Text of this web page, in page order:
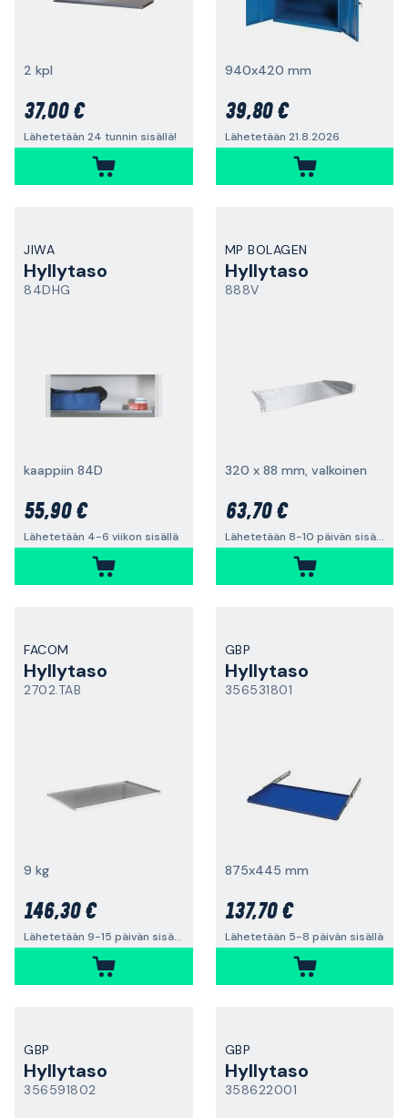
2 kpl
37,00 €
Lähetetään 24 tunnin sisällä!
940x420 mm
39,80 €
Lähetetään 21.8.2026
JIWA
Hyllytaso
84DHG
kaappiin 84D
55,90 €
Lähetetään 4-6 viikon sisällä
MP BOLAGEN
Hyllytaso
888V
320 x 88 mm, valkoinen
63,70 €
Lähetetään 8-10 päivän sisällä
FACOM
Hyllytaso
2702.TAB
9 kg
146,30 €
Lähetetään 9-15 päivän sisällä
GBP
Hyllytaso
356531801
875x445 mm
137,70 €
Lähetetään 5-8 päivän sisällä
GBP
Hyllytaso
356591802
GBP
Hyllytaso
358622001